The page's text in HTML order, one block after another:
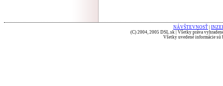
NÁVŠTEVNOSŤ
(C) 2004, 2005 DSL.sk | Všetky práva
Všetky uvedené informácie sú